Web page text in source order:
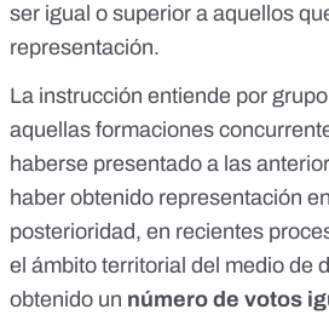
ser igual o superior a aquellos
representación.
La instrucción entiende por
aquellas formaciones
haberse presentado a las
haber obtenido representación
posterioridad, en recientes
el ámbito territorial del medio de
obtenido un número de votos